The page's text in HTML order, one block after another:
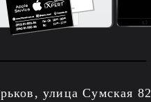
улица Сумская 82